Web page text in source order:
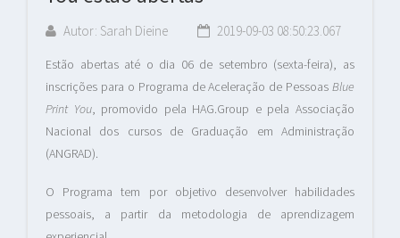
Autor: Sarah Dieine 2019-09-03 08:50:23.067
Estão abertas até o dia 06 de setembro (sexta-feira), as
inscrições para o Programa de Aceleração de Pessoas Blue
Print You, promovido pela HAG.Group e pela Associação
Nacional dos cursos de Graduação em Administração
(ANGRAD).
O Programa tem por objetivo desenvolver habilidades
pessoais, a partir da metodologia de aprendizagem